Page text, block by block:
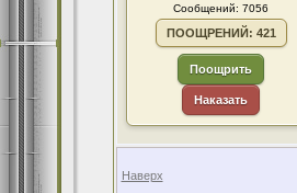
Сообщений: 7056
ПООЩРЕНИЙ: 421
Поощрить
Наказать
Наверх